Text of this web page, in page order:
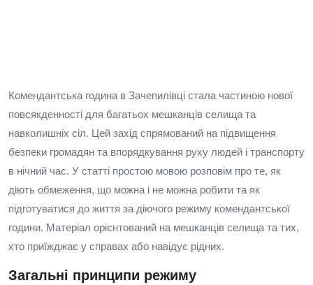
Комендантська година в Зачепилівці стала частиною нової
повсякденності для багатьох мешканців селища та
навколишніх сіл. Цей захід спрямований на підвищення
безпеки громадян та впорядкування руху людей і транспорту
в нічний час. У статті простою мовою розповім про те, як
діють обмеження, що можна і не можна робити та як
підготуватися до життя за діючого режиму комендантської
години. Матеріал орієнтований на мешканців селища та тих,
хто приїжджає у справах або навідує рідних.
Загальні принципи режиму